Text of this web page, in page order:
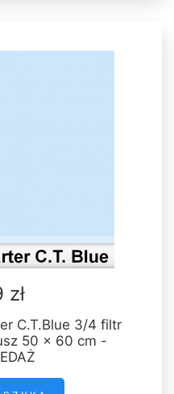
zł
C.T.Blue 3/4 filtr
50 x 60 cm -